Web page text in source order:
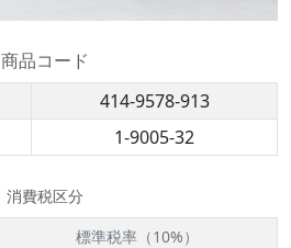
商品コード
414-9578-913
1-9005-32
消費税区分
標準税率（10%）